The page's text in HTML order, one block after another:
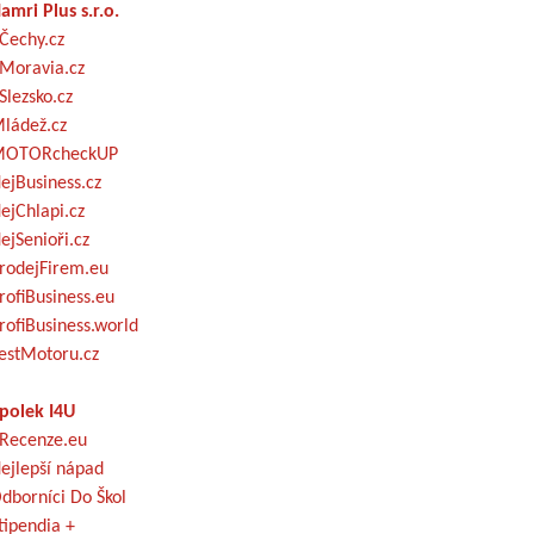
Plus s.r.o.
I4U
nápad
Do Škol
+